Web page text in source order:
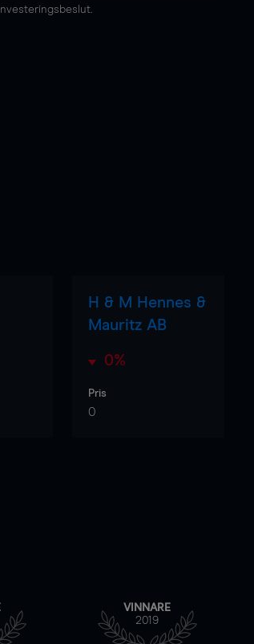
H & M Hennes &
Mauritz AB
0%
Pris
0
VINNARE
2019